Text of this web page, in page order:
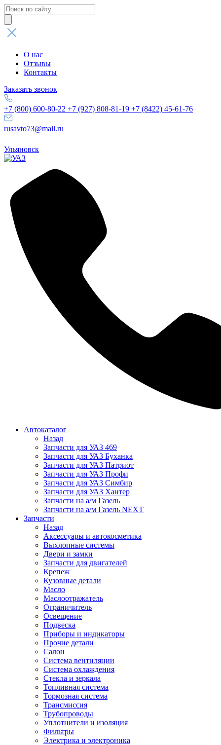
Поиск
товаров
О нас
Отзывы
Контакты
Заказать звонок
+7 (800) 600-80-22 +7 (927) 808-81-19 +7 (8422) 45-61-76
rusavto73@mail.ru
Ульяновск
Автокаталог
Назад
Запчасти для УАЗ 469
Запчасти для УАЗ Буханка
Запчасти для УАЗ Патриот
Запчасти для УАЗ Профи
Запчасти для УАЗ Симбир
Запчасти для УАЗ Хантер
Запчасти на а/м Газель
Запчасти на а/м Газель NEXT
Запчасти
Назад
Аксессуары и автокосметика
Выхлопные системы
Двери и замки
Запчасти для двигателей
Крепеж
Кузовные детали
Масло
Маслоотражатель
Ограничитель
Освещение
Подвеска
Приборы и индикаторы
Прочие детали
Салон
Система вентиляции
Система охлаждения
Стекла и зеркала
Топливная система
Тормозная система
Трансмиссия
Трубопроводы
Уплотнители и изоляция
Фильтры
Электрика и электроника